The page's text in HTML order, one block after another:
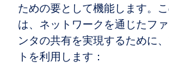
ための要として機能します。
は、ネットワークを通じたフ
ンタの共有を実現するために
トを利用します：